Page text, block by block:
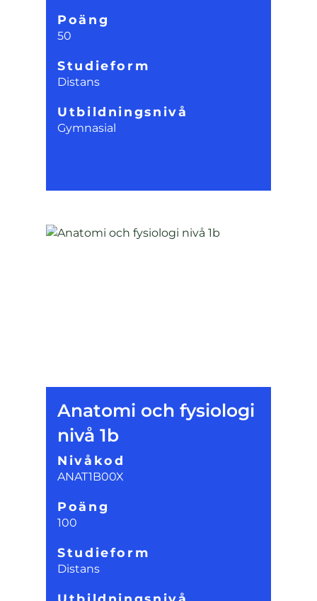
Poäng
50
Studieform
Distans
Utbildningsnivå
Gymnasial
Anatomi och fysiologi
nivå 1b
Nivåkod
ANAT1B00X
Poäng
100
Studieform
Distans